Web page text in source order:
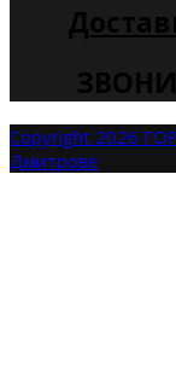
Copyright 2026
Дмитрове